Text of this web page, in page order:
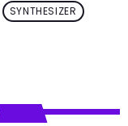
SYNTHESIZER